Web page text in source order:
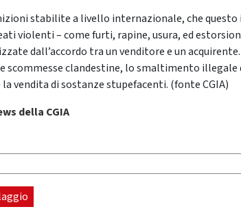
stabilite a livello internazionale, che
violenti – come furti, rapine, usura, ed
dall’accordo tra un venditore e un
scommesse clandestine, lo smaltimento illegale
vendita di sostanze stupefacenti. (fonte CGIA)
della CGIA